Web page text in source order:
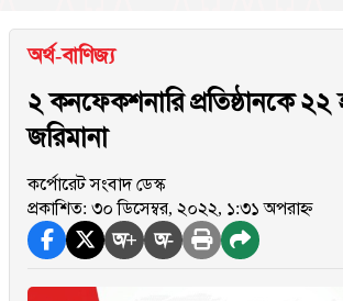
অর্থ-বাণিজ্য
২ কনফেকশনারি প্রতিষ্ঠানকে ২২
জরিমানা
কর্পোরেট সংবাদ ডেস্ক
প্রকাশিত: ৩০ ডিসেম্বর, ২০২২, ১:৩১ অপরাহ্ন
অ+ অ-